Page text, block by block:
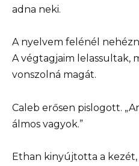
adna neki.
A nyelvem felénél
A végtagjaim lelassultak,
vonszolná magát.
Caleb erősen pislogott.
álmos vagyok.”
Ethan kinyújtotta a kezét,